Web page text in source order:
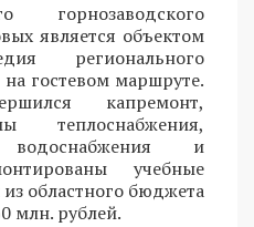
горнозаводского
является объектом
регионального
гостевом маршруте.
капремонт,
теплоснабжения,
водоснабжения и
учебные
областного бюджета
млн. рублей.